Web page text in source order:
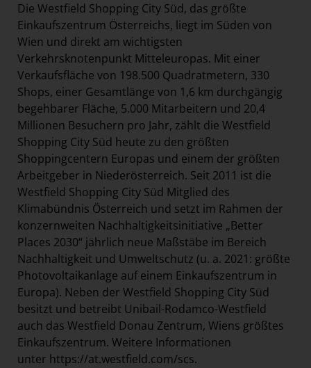
Die Westfield Shopping City Süd, das größte
Einkaufszentrum Österreichs, liegt im Süden von
Wien und direkt am wichtigsten
Verkehrsknotenpunkt Mitteleuropas. Mit einer
Verkaufsfläche von 198.500 Quadratmetern, 330
Shops, einer Gesamtlänge von 1,6 km durchgängig
begehbarer Fläche, 5.000 Mitarbeitern und 20,4
Millionen Besuchern pro Jahr, zählt die Westfield
Shopping City Süd heute zu den größten
Shoppingcentern Europas und einem der größten
Arbeitgeber in Niederösterreich. Seit 2011 ist die
Westfield Shopping City Süd Mitglied des
Klimabündnis Österreich und setzt im Rahmen der
konzernweiten Nachhaltigkeitsinitiative „Better
Places 2030“ jährlich neue Maßstäbe im Bereich
Nachhaltigkeit und Umweltschutz (u. a. 2021: größte
Photovoltaikanlage auf einem Einkaufszentrum in
Europa). Neben der Westfield Shopping City Süd
besitzt und betreibt Unibail-Rodamco-Westfield
auch das Westfield Donau Zentrum, Wiens größtes
Einkaufszentrum. Weitere Informationen
unter https://at.westfield.com/scs.